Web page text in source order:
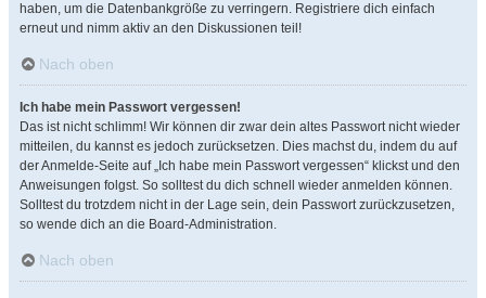
haben, um die Datenbankgröße zu verringern. Registriere dich einfach
erneut und nimm aktiv an den Diskussionen teil!
Nach oben
Ich habe mein Passwort vergessen!
Das ist nicht schlimm! Wir können dir zwar dein altes Passwort nicht wieder
mitteilen, du kannst es jedoch zurücksetzen. Dies machst du, indem du auf
der Anmelde-Seite auf „Ich habe mein Passwort vergessen“ klickst und den
Anweisungen folgst. So solltest du dich schnell wieder anmelden können.
Solltest du trotzdem nicht in der Lage sein, dein Passwort zurückzusetzen,
so wende dich an die Board-Administration.
Nach oben